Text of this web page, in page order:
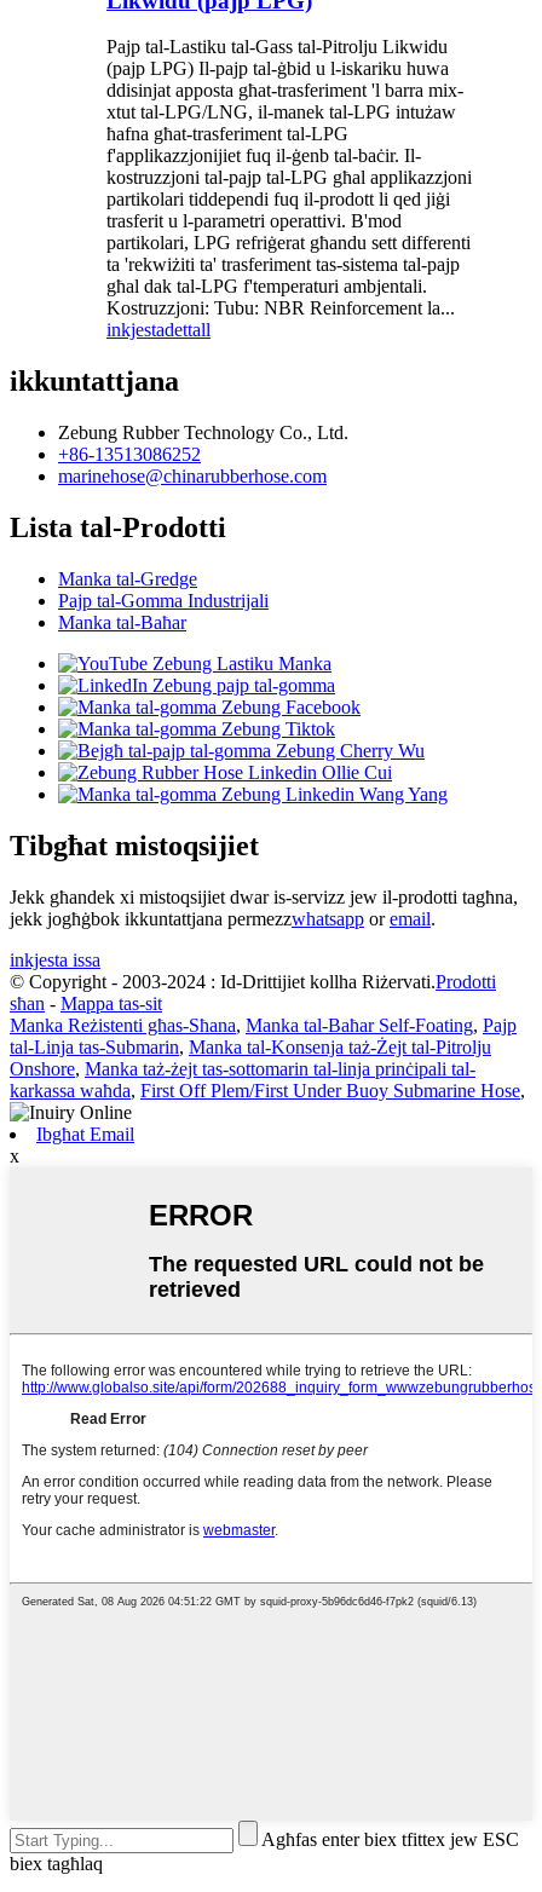
Pajp tal-Lastiku tal-Gass tal-Pitrolju Likwidu
(pajp LPG) Il-pajp tal-ġbid u l-iskariku huwa
ddisinjat apposta għat-trasferiment 'l barra mix-
xtut tal-LPG/LNG, il-manek tal-LPG intużaw
ħafna għat-trasferiment tal-LPG
f'applikazzjonijiet fuq il-ġenb tal-baċir. Il-
kostruzzjoni tal-pajp tal-LPG għal applikazzjoni
partikolari tiddependi fuq il-prodott li qed jiġi
trasferit u l-parametri operattivi. B'mod
partikolari, LPG refriġerat għandu sett differenti
ta 'rekwiżiti ta' trasferiment tas-sistema tal-pajp
għal dak tal-LPG f'temperaturi ambjentali.
Kostruzzjoni: Tubu: NBR Reinforcement la...
inkjestadettall
ikkuntattjana
Zebung Rubber Technology Co., Ltd.
+86-13513086252
marinehose@chinarubberhose.com
Lista tal-Prodotti
Manka tal-Gredge
Pajp tal-Gomma Industrijali
Manka tal-Baħar
Tibgħat mistoqsijiet
Jekk għandek xi mistoqsijiet dwar is-servizz jew il-prodotti tagħna,
jekk jogħġbok ikkuntattjana permezzwhatsapp oremail.
inkjesta issa
© Copyright - 2003-2024 : Id-Drittijiet kollha Riżervati.Prodotti
sħan - Mappa tas-sit
Manka Reżistenti għas-Sħana, Manka tal-Baħar Self-Foating, Pajp
tal-Linja tas-Submarin, Manka tal-Konsenja taż-Żejt tal-Pitrolju
Onshore, Manka taż-żejt tas-sottomarin tal-linja prinċipali tal-
karkassa waħda, First Off Plem/First Under Buoy Submarine Hose,
Ibgħat Email
x
Agħfas enter biex tfittex jew ESC
biex tagħlaq